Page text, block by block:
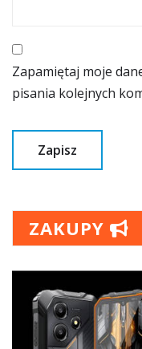
Zapamiętaj moje
pisania kolejnych
ZAKUPY